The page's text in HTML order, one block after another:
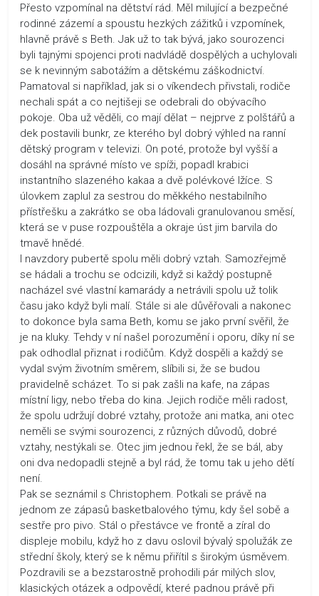
Přesto vzpomínal na dětství rád. Měl milující a bezpečné
rodinné zázemí a spoustu hezkých zážitků i vzpomínek,
hlavně právě s Beth. Jak už to tak bývá, jako sourozenci
byli tajnými spojenci proti nadvládě dospělých a uchylovali
se k nevinným sabotážím a dětskému záškodnictví.
Pamatoval si například, jak si o víkendech přivstali, rodiče
nechali spát a co nejtišeji se odebrali do obývacího
pokoje. Oba už věděli, co mají dělat – nejprve z polštářů a
dek postavili bunkr, ze kterého byl dobrý výhled na ranní
dětský program v televizi. On poté, protože byl vyšší a
dosáhl na správné místo ve spíži, popadl krabici
instantního slazeného kakaa a dvě polévkové lžíce. S
úlovkem zaplul za sestrou do měkkého nestabilního
přístřešku a zakrátko se oba ládovali granulovanou směsí,
která se v puse rozpouštěla a okraje úst jim barvila do
tmavě hnědé.
I navzdory pubertě spolu měli dobrý vztah. Samozřejmě
se hádali a trochu se odcizili, když si každý postupně
nacházel své vlastní kamarády a netrávili spolu už tolik
času jako když byli malí. Stále si ale důvěřovali a nakonec
to dokonce byla sama Beth, komu se jako první svěřil, že
je na kluky. Tehdy v ní našel porozumění i oporu, díky ní se
pak odhodlal přiznat i rodičům. Když dospěli a každý se
vydal svým životním směrem, slíbili si, že se budou
pravidelně scházet. To si pak zašli na kafe, na zápas
místní ligy, nebo třeba do kina. Jejich rodiče měli radost,
že spolu udržují dobré vztahy, protože ani matka, ani otec
neměli se svými sourozenci, z různých důvodů, dobré
vztahy, nestýkali se. Otec jim jednou řekl, že se bál, aby
oni dva nedopadli stejně a byl rád, že tomu tak u jeho dětí
není.
Pak se seznámil s Christophem. Potkali se právě na
jednom ze zápasů basketbalového týmu, kdy šel sobě a
sestře pro pivo. Stál o přestávce ve frontě a zíral do
displeje mobilu, když ho z davu oslovil bývalý spolužák ze
střední školy, který se k němu přiřítil s širokým úsměvem.
Pozdravili se a bezstarostně prohodili pár milých slov,
klasických otázek a odpovědí, které padnou právě při